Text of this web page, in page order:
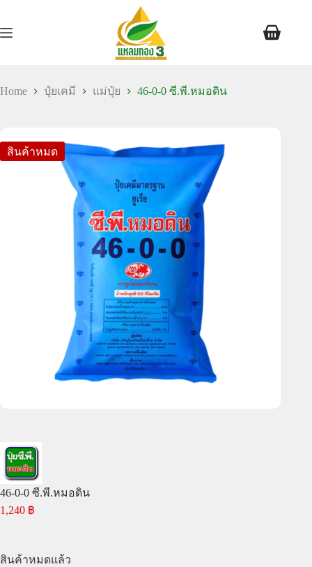
Home ปุ๋ยเคมี แม่ปุ๋ย 46-0-0 ซี.พี.หมอดิน
สินค้าหมด
46-0-0 ซี.พี.หมอดิน
1,240 ฿
สินค้าหมดแล้ว